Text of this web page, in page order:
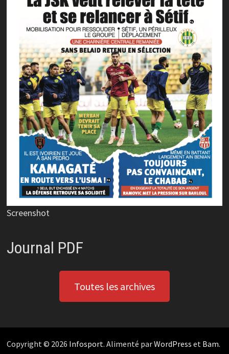
Screenshot
Journal PDF
Toutes les archives
Copyright © 2026 Infosport. Alimenté parWordPress et Bam.